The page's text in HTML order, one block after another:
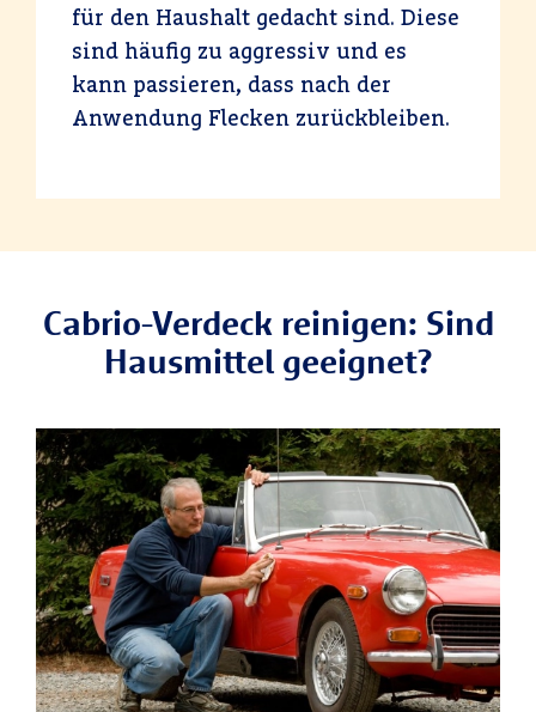
für den Haushalt gedacht sind. Diese
sind häufig zu aggressiv und es
kann passieren, dass nach der
Anwendung Flecken zurückbleiben.
Cabrio-Verdeck reinigen: Sind
Hausmittel geeignet?